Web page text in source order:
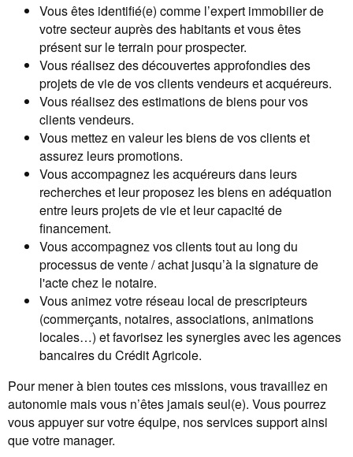
Vous êtes identifié(e) comme l’expert immobilier de
votre secteur auprès des habitants et vous êtes
présent sur le terrain pour prospecter.
Vous réalisez des découvertes approfondies des
projets de vie de vos clients vendeurs et acquéreurs.
Vous réalisez des estimations de biens pour vos
clients vendeurs.
Vous mettez en valeur les biens de vos clients et
assurez leurs promotions.
Vous accompagnez les acquéreurs dans leurs
recherches et leur proposez les biens en adéquation
entre leurs projets de vie et leur capacité de
financement.
Vous accompagnez vos clients tout au long du
processus de vente / achat jusqu’à la signature de
l'acte chez le notaire.
Vous animez votre réseau local de prescripteurs
(commerçants, notaires, associations, animations
locales…) et favorisez les synergies avec les agences
bancaires du Crédit Agricole.
Pour mener à bien toutes ces missions, vous travaillez en
autonomie mais vous n’êtes jamais seul(e). Vous pourrez
vous appuyer sur votre équipe, nos services support ainsi
que votre manager.